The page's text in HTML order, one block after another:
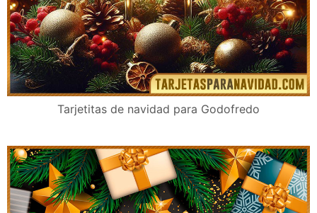
Tarjetitas de navidad para Godofredo